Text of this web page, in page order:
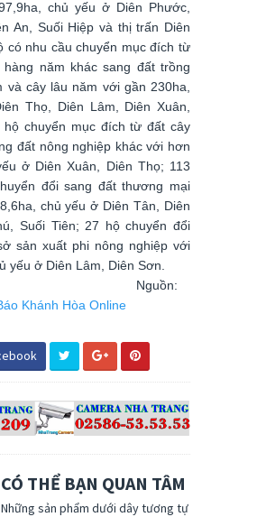
chủ yếu ở Diên Phước,
An, Suối Hiệp và thị trấn Diên
có nhu cầu chuyển mục đích từ
năm khác sang đất trồng
và cây lâu năm với gần 230ha,
Thọ, Diên Lâm, Diên Xuân,
hộ chuyển mục đích từ đất cây
đất nông nghiệp khác với hơn
ở Diên Xuân, Diên Thọ; 113
đổi sang đất thương mại
chủ yếu ở Diên Tân, Diên
Suối Tiên; 27 hộ chuyển đổi
sản xuất phi nông nghiệp với
yếu ở Diên Lâm, Diên Sơn.
Nguồn:
Khánh Hòa Online
CÓ THỂ BẠN QUAN TÂM
Những sản phẩm dưới dây tương tự